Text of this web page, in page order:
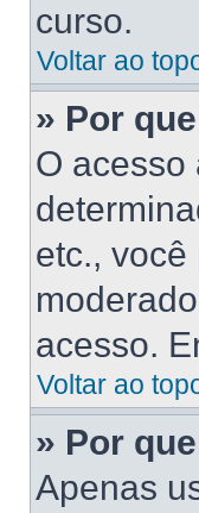
curso.
Voltar ao
» Por
O acesso
etc.,
acesso.
Voltar ao
» Por
Apenas